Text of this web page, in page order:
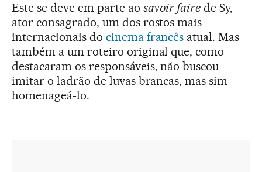
Este se deve em parte ao savoir faire de Sy,
ator consagrado, um dos rostos mais
internacionais do cinema francês atual. Mas
também a um roteiro original que, como
destacaram os responsáveis, não buscou
imitar o ladrão de luvas brancas, mas sim
homenageá-lo.